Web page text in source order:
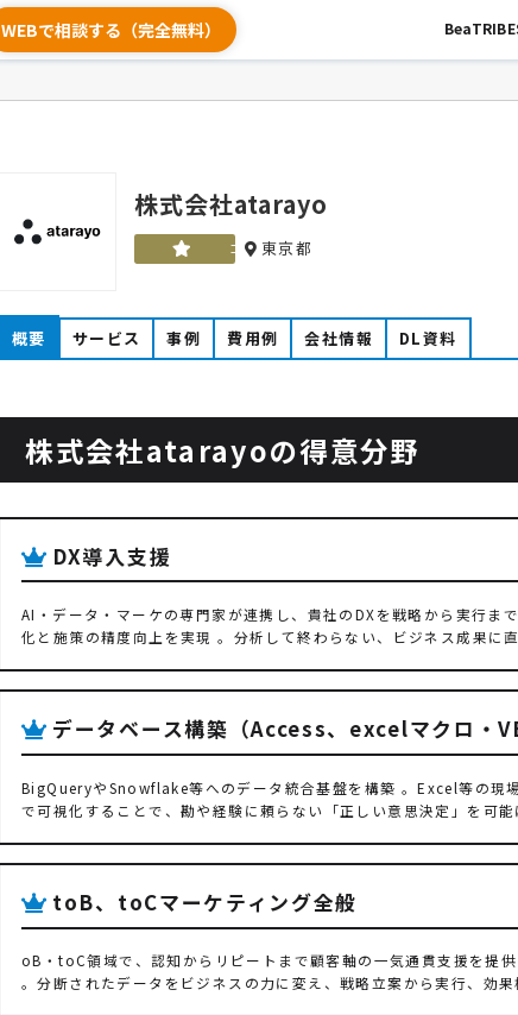
WEBで相談する（完全無料）
株式会社atarayo
ゴールド東京都
概要 サービス 事例 費用例 会社情報 DL資料
株式会社atarayoの得意分野
DX導入支援
AI・データ・マーケの専門家が連携し、貴社のDXを戦略から実行ま
化と施策の精度向上を実現 。分析して終わらない、ビジネス成果に
データベース構築（Access、excelマクロ・
BigQueryやSnowflake等へのデータ統合基盤を構築 。Excel等の現
で可視化することで、勘や経験に頼らない「正しい意思決定」を可
toB、toCマーケティング全般
oB・toC領域で、認知からリピートまで顧客軸の一気通貫支援を提
。分断されたデータをビジネスの力に変え、戦略立案から実行、効